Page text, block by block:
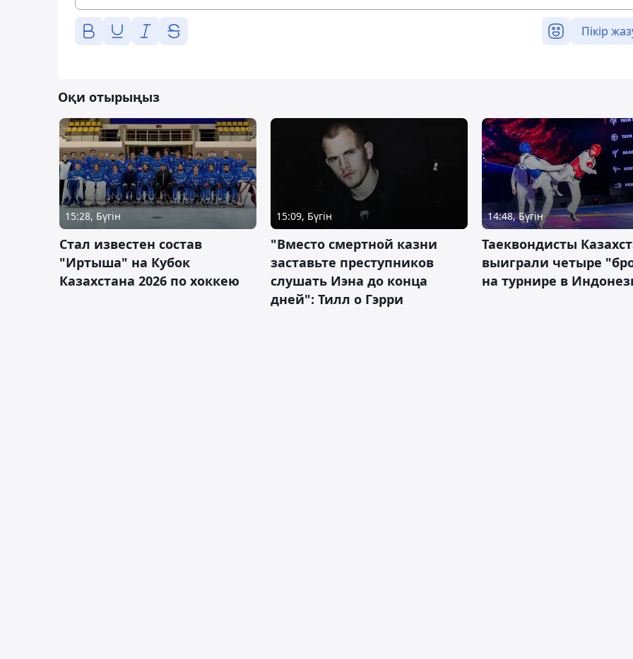
Пікір
Оқи отырыңыз
15:28, Бүгін
Стал известен состав
"Иртыша" на Кубок
Казахстана 2026 по хоккею
15:09, Бүгін
"Вместо смертной казни
заставьте преступников
слушать Иэна до конца
дней": Тилл о Гэрри
14:48, Бүгін
Таеквондисты
выиграли четыре
на турнире в